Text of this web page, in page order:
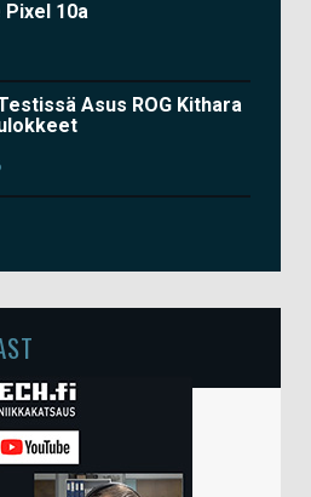
Pixel 10a
Asus ROG Kithara